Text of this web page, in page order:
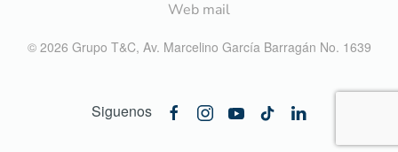
Web mail
© 2026 Grupo T&C, Av. Marcelino García Barragán No. 1639
Siguenos